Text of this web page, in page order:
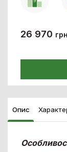
26 970 грн
Опис